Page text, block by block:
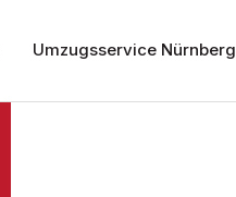
Umzugsservice Nürnberg